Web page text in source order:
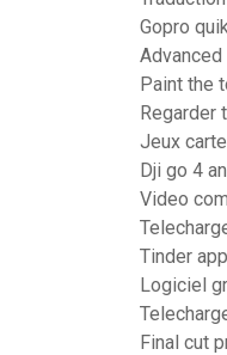
Gopro
Paint the
Regarder
Jeux
Dji go 4
Video
Tinder
Logiciel
Final cut